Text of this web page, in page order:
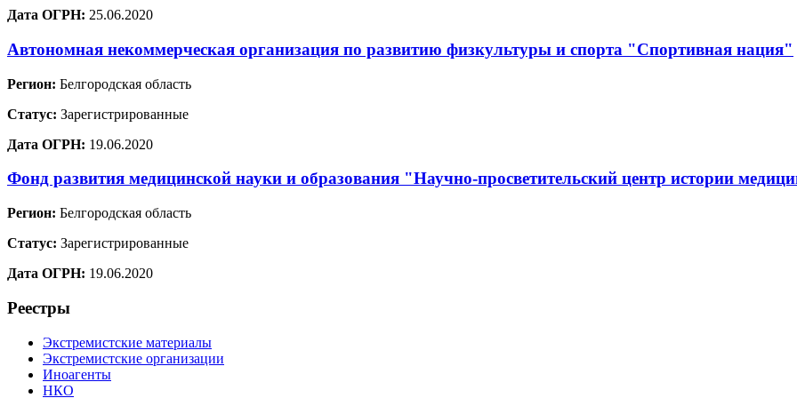
Дата ОГРН: 25.06.2020
Автономная некоммерческая организация по развитию физкультуры и спорта "Спортивная нация"
Регион: Белгородская область
Статус: Зарегистрированные
Дата ОГРН: 19.06.2020
Фонд развития медицинской науки и образования "Научно-просветительский центр истории
Регион: Белгородская область
Статус: Зарегистрированные
Дата ОГРН: 19.06.2020
Реестры
Экстремистские материалы
Экстремистские организации
Иноагенты
НКО